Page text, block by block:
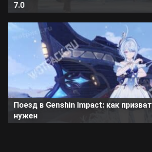
7.0
Поезд в Genshin Impact: как
нужен